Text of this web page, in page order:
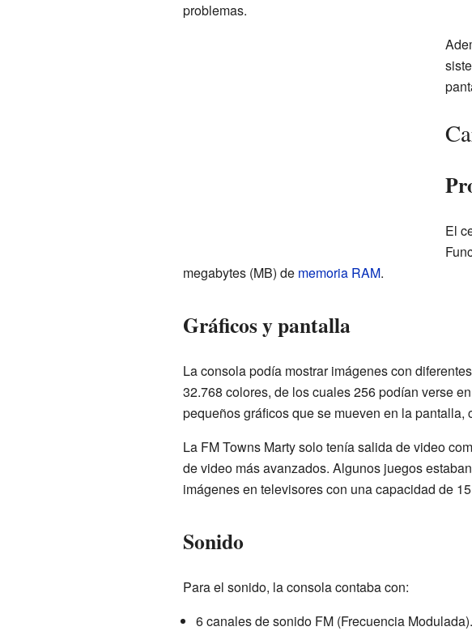
problemas.
El
megabytes (MB) de memoria RAM.
Gráficos y pantalla
La consola podía mostrar imágenes con diferentes
32.768 colores, de los cuales 256 podían verse
pequeños gráficos que se mueven en la pantalla,
La FM Towns Marty solo tenía salida de video
de video más avanzados. Algunos juegos
imágenes en televisores con una capacidad de
Sonido
Para el sonido, la consola contaba con:
6 canales de sonido FM (Frecuencia Modulada).